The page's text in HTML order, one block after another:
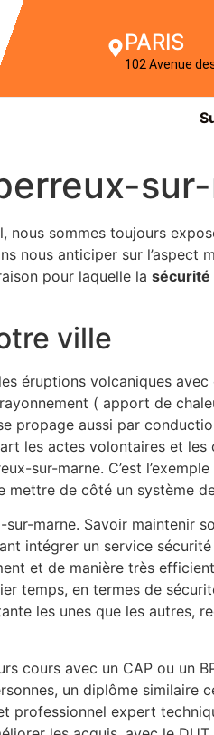
PARIS
102 Avenue
sommes toujours
nous anticiper sur l’aspect
pour laquelle la sécurité
ville
éruptions volcaniques
( apport de
propage aussi par
les actes volontaires et les
sur-marne. C’est
de côté un système
marne. Savoir maintenir
intégrer un service
et de manière très
temps, en termes de
les unes que les autres,
cours avec un CAP ou un
un diplôme similaire
expert